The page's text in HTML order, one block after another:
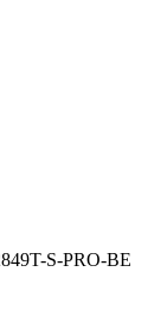
S-PRO-BE